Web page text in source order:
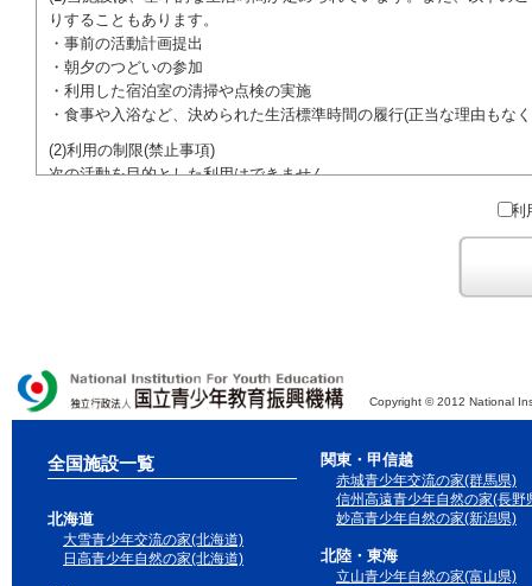
りすることもあります。
・事前の活動計画提出
・朝夕のつどいの参加
・利用した宿泊室の清掃や点検の実施
・食事や入浴など、決められた生活標準時間の履行(正当な理由も
(2)利用の制限(禁止事項)
次の活動を目的とした利用はできません。
●特定の政党を支持、またはこれに反対するための政治教育その他の
●特定の宗教を支持、またはこれに反対するための宗教教育その他
域での勧誘活動を行ったり、自らの団体の活動をアピールする活動等)
利
Copyright © 2012 National
全国施設一覧
北海道
大雪青少年交流の家(北海道)
日高青少年自然の家(北海道)
関東・甲信越
赤城青少年交流の家(群馬県)
信州高遠青少年自然の家(長野
妙高青少年自然の家(新潟県)
北陸・東海
立山青少年自然の家(富山県)